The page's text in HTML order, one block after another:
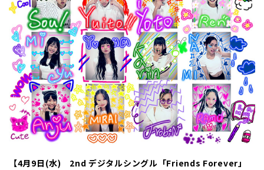
【4月9日(水) 2nd デジタルシングル「Friends Forever」